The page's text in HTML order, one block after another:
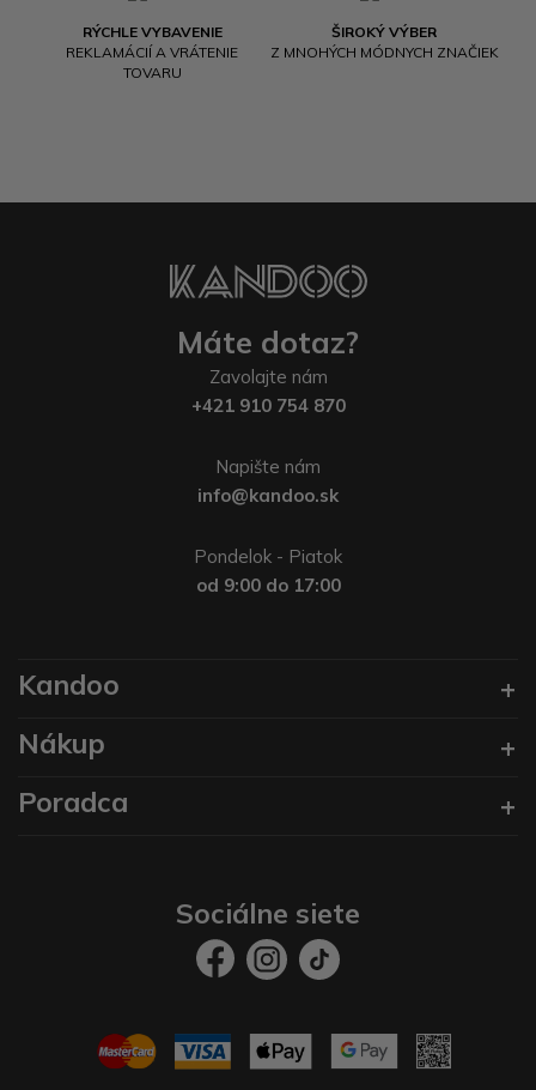
RÝCHLE VYBAVENIE
REKLAMÁCIÍ A VRÁTENIE
TOVARU
ŠIROKÝ VÝBER
Z MNOHÝCH MÓDNYCH ZNAČIEK
Máte dotaz?
Zavolajte nám
+421 910 754 870
Napište nám
info@kandoo.sk
Pondelok - Piatok
od 9:00 do 17:00
Kandoo
Nákup
Poradca
Sociálne siete